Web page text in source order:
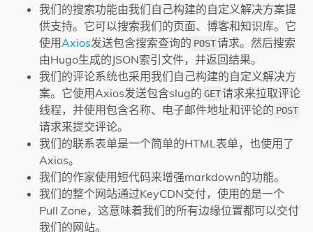
我们的搜索功能由我们自己构建的自定义解决方案提
供支持。它可以搜索我们的页面、博客和知识库。它
使用Axios发送包含搜索查询的 POST请求。然后搜索
由Hugo生成的JSON索引文件，并返回结果。
我们的评论系统也采用我们自己构建的自定义解决方
案。它使用Axios发送包含slug的 GET请求来拉取评论
线程，并使用包含名称、电子邮件地址和评论的 POST
请求来提交评论。
我们的联系表单是一个简单的HTML表单，也使用了
Axios。
我们的作家使用短代码来增强markdown的功能。
我们的整个网站通过KeyCDN交付，使用的是一个
Pull Zone，这意味着我们的所有边缘位置都可以交付
我们的网站。